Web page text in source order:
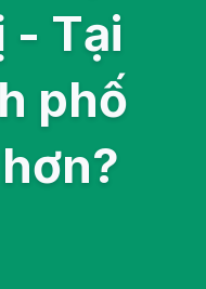
- Tại
phố